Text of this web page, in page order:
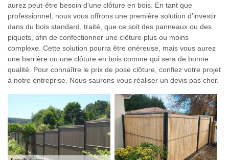
aurez peut-être besoin d'une clôture en bois. En tant que
professionnel, nous vous offrons une première solution d’investir
dans du bois standard, traité, que ce soit des panneaux ou des
piquets, afin de confectionner une clôture plus ou moins
complexe. Cette solution pourra être onéreuse, mais vous aurez
une barrière ou une clôture en bois comme qui sera de bonne
qualité. Pour connaître le prix de pose clôture, confiez votre projet
à notre entreprise. Nous saurons vous réaliser un devis pas cher.